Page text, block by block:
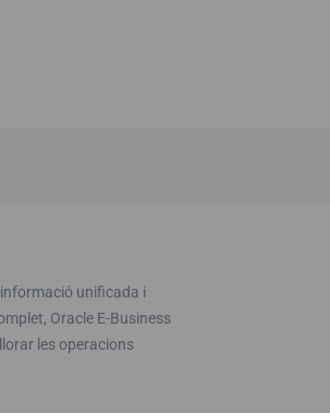
unificada i
Oracle E-Business
les operacions